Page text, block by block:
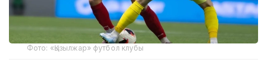
Фото: «Қызылжар» футбол клубы